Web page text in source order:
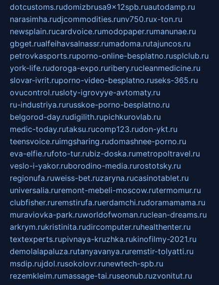
dotcustoms.rudomizbrusa9x12spb.ruautodamp.ru
narasimha.rudjcommodities.runv750.rux-ton.ru
newsplain.rucardvoice.rumodopaper.rumanunae.ru
gbget.rualfeihavsalnassr.rumadoma.rutajuncos.ru
petrovkasports.ruporno-online-besplatno.rusplclub.ru
york-life.rudoroga-expo.ruribery.rucleanmedicine.ru
slovar-ivrit.ruporno-video-besplatno.ruseks-365.ru
ovucontrol.rusloty-igrovyye-avtomaty.ru
ru-industriya.rurusskoe-porno-besplatno.ru
belgorod-day.rudigilith.rupichkurovlab.ru
medic-today.rutaksu.rucomp123.rudon-ykt.ru
teensvoice.ruimgsharing.rudomashnee-porno.ru
eva-elfie.rufoto-tur.rubiz-doska.rumetropoltravel.ru
veslo-i-yakor.ruborodino-media.rurostotsky.ru
regionufa.ruweiss-bet.ruzaryna.rucasinotablet.ru
universalia.ruremont-mebeli-moscow.rutermomur.ru
clubfisher.ruremstirufa.ruerdamchi.rudoramamama.ru
muraviovka-park.ruworldofwoman.ruclean-dreams.ru
arkrym.rukristinita.rudircomputer.ruhealthenter.ru
textexperts.rupivnaya-kruzhka.rukinofilmy-2021.ru
demolalapaluza.rutanyavanya.ruremstir-tolyatti.ru
msdip.rujdol.rusokolovr.runewtech-spb.ru
rezemkleim.rumassage-tai.ruseonub.ruzvonitut.ru